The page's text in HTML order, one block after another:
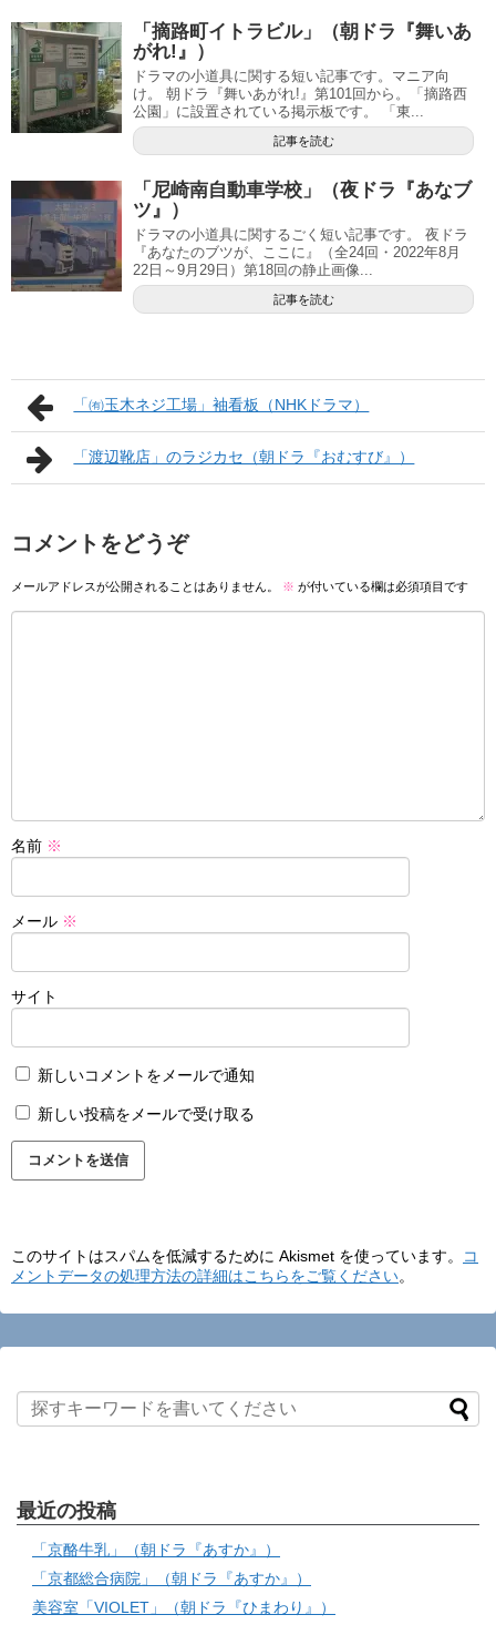
「摘路町イトラビル」（朝ドラ『舞いあ
がれ!』）
ドラマの小道具に関する短い記事です。マニア向
け。 朝ドラ『舞いあがれ!』第101回から。「摘路西
公園」に設置されている掲示板です。 「東...
記事を読む
「尼崎南自動車学校」（夜ドラ『あなブ
ツ』）
ドラマの小道具に関するごく短い記事です。 夜ドラ
『あなたのブツが、ここに』（全24回・2022年8月
22日～9月29日）第18回の静止画像...
記事を読む
「㈲玉木ネジ工場」袖看板（NHKドラマ）
「渡辺靴店」のラジカセ（朝ドラ『おむすび』）
コメントをどうぞ
メールアドレスが公開されることはありません。 ※ が付いている欄は必須項目です
名前 ※
メール ※
サイト
新しいコメントをメールで通知
新しい投稿をメールで受け取る
このサイトはスパムを低減するために Akismet を使っています。
コ
メントデータの処理方法の詳細はこちらをご覧ください。
最近の投稿
「京酪牛乳」（朝ドラ『あすか』）
「京都総合病院」（朝ドラ『あすか』）
美容室「VIOLET」（朝ドラ『ひまわり』）